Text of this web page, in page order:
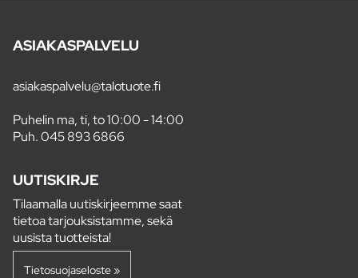
ASIAKASPALVELU
asiakaspalvelu@talotuote.fi
Puhelin ma, ti, to 10:00 - 14:00
Puh.045 893 6866
UUTISKIRJE
Tilaamalla uutiskirjeemme saat
tietoa tarjouksistamme, sekä
uusista tuotteista!
Tietosuojaseloste »